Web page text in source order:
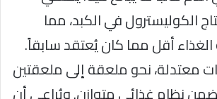
الكوليسترول في الكبد، مما
أقل مما كان يُعتقد سابقاً.
معتدلة، نحو ملعقة إلى ملعقتين